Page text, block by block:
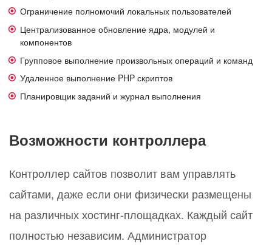
Ограничение полномочий локальных пользователей
Централизованное обновление ядра, модулей и
компонентов
Групповое выполнение произвольных операций и команд
Удаленное выполнение PHP скриптов
Планировщик заданий и журнал выполнения
Возможности контроллера
Контроллер сайтов позволит вам управлять
сайтами, даже если они физически размещены
на различных хостинг-площадках. Каждый сайт
полностью независим. Администратор